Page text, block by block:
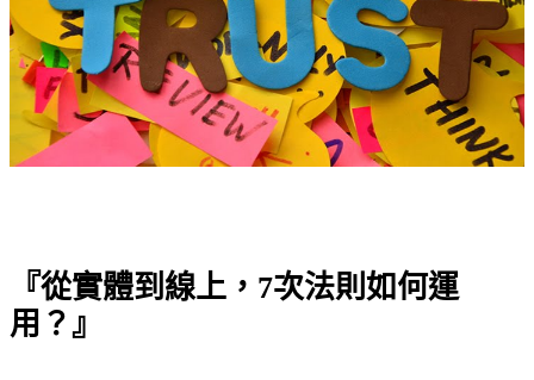
『從實體到線上，7次法則如何運
用？』